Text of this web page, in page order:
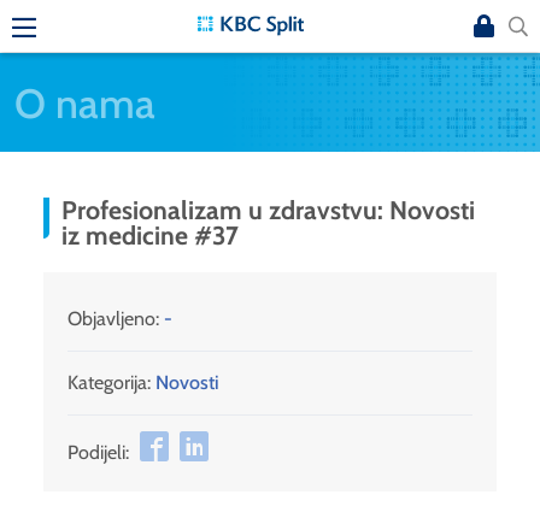
O nama
Profesionalizam u zdravstvu: Novosti
iz medicine #37
Objavljeno: -
Kategorija: Novosti
Podijeli: